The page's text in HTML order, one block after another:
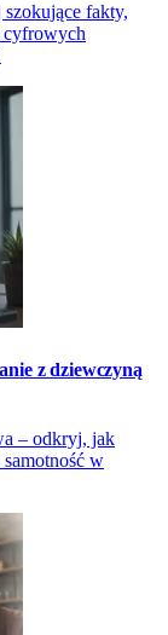
fakty,
cyfrowych
z dziewczyną
– odkryj, jak
w